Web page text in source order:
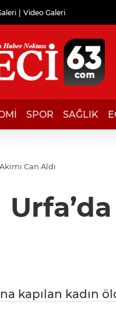
Video Galeri
SPOR SAĞLIK
Can Aldı
kapılan kadın